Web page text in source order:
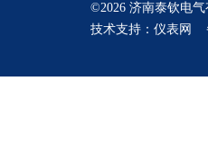
©2026 济南泰钦电
技术支持： 仪表网